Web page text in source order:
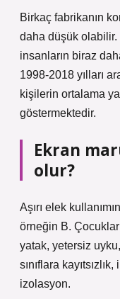
Birkaç fabrikanın
daha düşük
insanların biraz
1998-2018 yılları
kişilerin ortalama
göstermektedir.
Ekran
olur?
Aşırı elek
örneğin B.
yatak, yetersiz
sınıflara
izolasyon.